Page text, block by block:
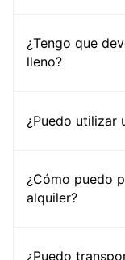
¿Tengo que
lleno?
¿Puedo utilizar
¿Cómo puedo
alquiler?
¿Puedo